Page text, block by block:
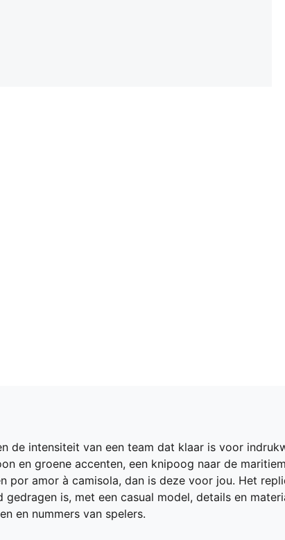
de intensiteit van een team dat klaar is voor
en groene accenten, een knipoog naar de
por amor à camisola, dan is deze voor jou. Het
is, met een casual model, details en
en nummers van spelers.